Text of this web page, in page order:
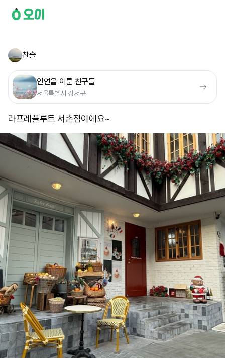
찬슬
인연을 이룬 친구들
서울특별시 강서구
라프레플루트 서촌점이에요~